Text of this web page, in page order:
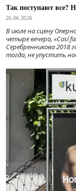
Так поступают все?
26.06.2026
В июле на сцену
четыре вечера, «Cosí
Серебренникова 2018
тогда, не упустить